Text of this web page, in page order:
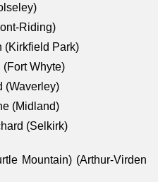
Riding)
(Kirkfield Park)
(Fort Whyte)
(Waverley)
(Midland)
(Selkirk)
Mountain) (Arthur-Virden